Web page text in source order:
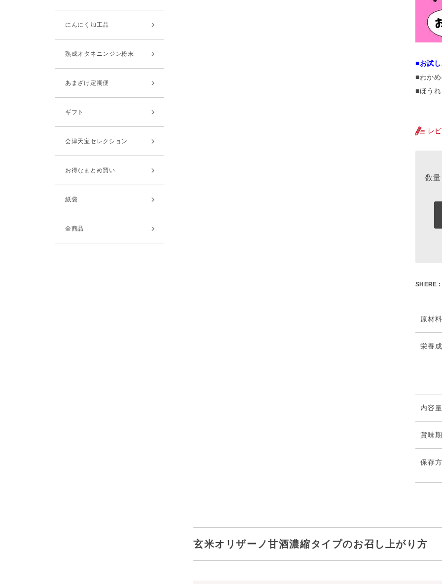
にんにく加工品
熟成オタネニンジン粉末
あまざけ定期便
ギフト
会津天宝セレクション
お得なまとめ買い
紙袋
全商品
■お試
■わか
■ほう
レ
SHERE :
原材料
栄養
内容量
賞味
保存
玄米オリザーノ甘酒濃縮タイプのお召し上がり方